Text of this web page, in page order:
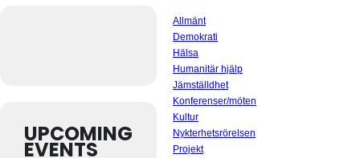
UPCOMING
EVENTS
Allmänt
Demokrati
Hälsa
Humanitär hjälp
Jämställdhet
Konferenser/möten
Kultur
Nykterhetsrörelsen
Projekt